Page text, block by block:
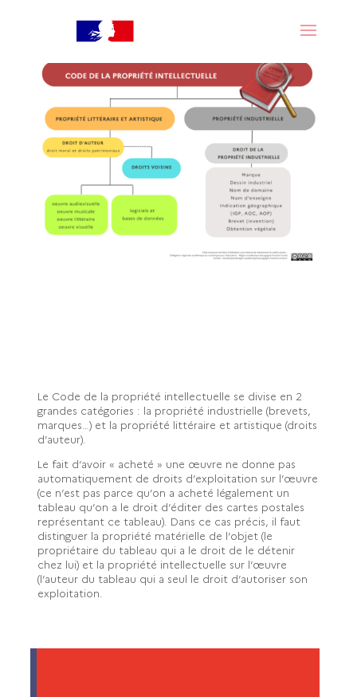
Le Code de la propriété intellectuelle se divise en 2
grandes catégories : la propriété industrielle (brevets,
marques…) et la propriété littéraire et artistique (droits
d’auteur).
Le fait d’avoir « acheté » une œuvre ne donne pas
automatiquement de droits d’exploitation sur l’œuvre
(ce n’est pas parce qu’on a acheté légalement un
tableau qu’on a le droit d’éditer des cartes postales
représentant ce tableau). Dans ce cas précis, il faut
distinguer la propriété matérielle de l’objet (le
propriétaire du tableau qui a le droit de le détenir
chez lui) et la propriété intellectuelle sur l’œuvre
(l’auteur du tableau qui a seul le droit d’autoriser son
exploitation.